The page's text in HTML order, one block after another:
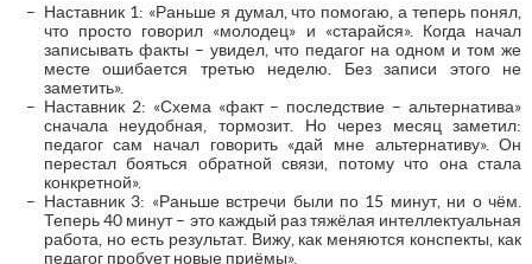
Наставник 1: «Раньше я думал, что помогаю, а теперь понял,
что просто говорил «молодец» и «старайся». Когда начал
записывать факты – увидел, что педагог на одном и том же
месте ошибается третью неделю. Без записи этого не
заметить».
Наставник 2: «Схема «факт – последствие – альтернатива»
сначала неудобная, тормозит. Но через месяц заметил:
педагог сам начал говорить «дай мне альтернативу». Он
перестал бояться обратной связи, потому что она стала
конкретной».
Наставник 3: «Раньше встречи были по 15 минут, ни о чём.
Теперь 40 минут – это каждый раз тяжёлая интеллектуальная
работа, но есть результат. Вижу, как меняются конспекты, как
педагог пробует новые приёмы».